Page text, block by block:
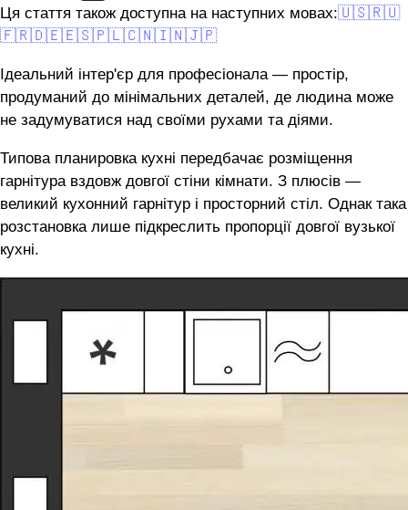
Ця стаття також доступна на наступних мовах:🇺🇸🇷🇺
🇫🇷🇩🇪🇪🇸🇵🇱🇨🇳🇮🇳🇯🇵
Ідеальний інтер'єр для професіонала — простір,
продуманий до мінімальних деталей, де людина може
не задумуватися над своїми рухами та діями.
Типова планировка кухні передбачає розміщення
гарнітура вздовж довгої стіни кімнати. З плюсів —
великий кухонний гарнітур і просторний стіл. Однак така
розстановка лише підкреслить пропорції довгої вузької
кухні.